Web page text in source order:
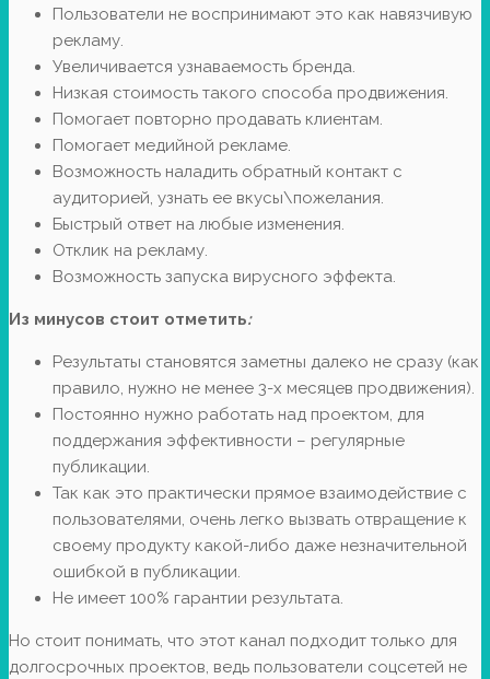
Пользователи не воспринимают это как навязчивую
рекламу.
Увеличивается узнаваемость бренда.
Низкая стоимость такого способа продвижения.
Помогает повторно продавать клиентам.
Помогает медийной рекламе.
Возможность наладить обратный контакт с
аудиторией, узнать ее вкусы\пожелания.
Быстрый ответ на любые изменения.
Отклик на рекламу.
Возможность запуска вирусного эффекта.
Из минусов стоит отметить:
Результаты становятся заметны далеко не сразу (как
правило, нужно не менее 3-х месяцев продвижения).
Постоянно нужно работать над проектом, для
поддержания эффективности – регулярные
публикации.
Так как это практически прямое взаимодействие с
пользователями, очень легко вызвать отвращение к
своему продукту какой-либо даже незначительной
ошибкой в публикации.
Не имеет 100% гарантии результата.
Но стоит понимать, что этот канал подходит только для
долгосрочных проектов, ведь пользователи соцсетей не